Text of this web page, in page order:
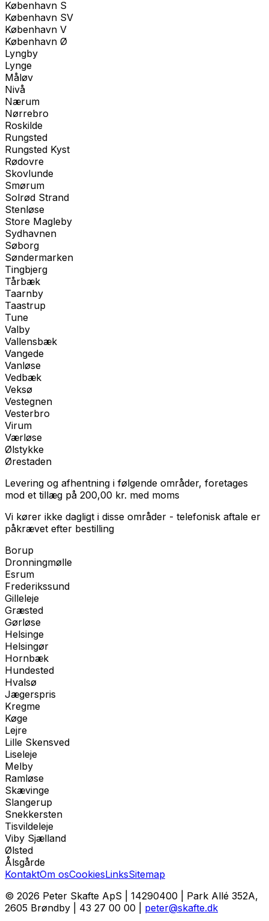
København S
København SV
København V
København Ø
Lyngby
Lynge
Måløv
Nivå
Nærum
Nørrebro
Roskilde
Rungsted
Rungsted Kyst
Rødovre
Skovlunde
Smørum
Solrød Strand
Stenløse
Store Magleby
Sydhavnen
Søborg
Søndermarken
Tingbjerg
Tårbæk
Taarnby
Taastrup
Tune
Valby
Vallensbæk
Vangede
Vanløse
Vedbæk
Veksø
Vestegnen
Vesterbro
Virum
Værløse
Ølstykke
Ørestaden
Levering og afhentning i følgende områder, foretages
mod et tillæg på 200,00 kr. med moms
Vi kører ikke dagligt i disse områder - telefonisk aftale er
påkrævet efter bestilling
Borup
Dronningmølle
Esrum
Frederikssund
Gilleleje
Græsted
Gørløse
Helsinge
Helsingør
Hornbæk
Hundested
Hvalsø
Jægerspris
Kregme
Køge
Lejre
Lille Skensved
Liseleje
Melby
Ramløse
Skævinge
Slangerup
Snekkersten
Tisvildeleje
Viby Sjælland
Ølsted
Ålsgårde
KontaktOm osCookiesLinksSitemap
© 2026 Peter Skafte ApS 14290400
Park Allé 352A,
2605 Brøndby
43 27 00 00 peter@skafte.dk